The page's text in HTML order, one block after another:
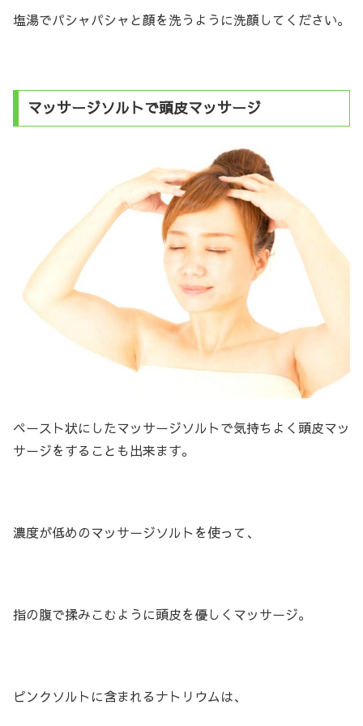
塩湯でパシャパシャと顔を洗うように洗顔してください。
マッサージソルトで頭皮マッサージ
ペースト状にしたマッサージソルトで気持ちよく頭皮マッ
サージをすることも出来ます。
濃度が低めのマッサージソルトを使って、
指の腹で揉みこむように頭皮を優しくマッサージ。
ピンクソルトに含まれるナトリウムは、